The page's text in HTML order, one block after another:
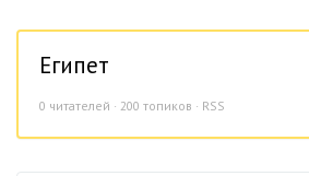
Египет
0 читателей · 200 топиков · RSS